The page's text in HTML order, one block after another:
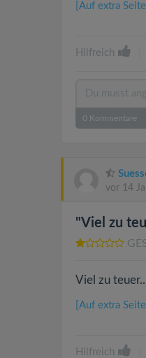
[Auf extra
Hilfreich
0 Kommentare
vor 14
"Viel zu
Viel zu
[Auf extra
Hilfreich